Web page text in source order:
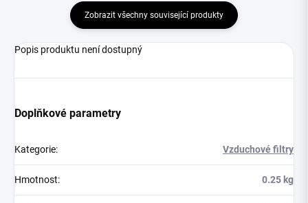
Zobrazit všechny související produkty
Popis produktu není dostupný
Doplňkové parametry
Kategorie: Vzduchové filtry
Hmotnost: 0.25 kg